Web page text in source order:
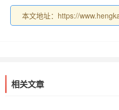
本文地址：https://
相关文章